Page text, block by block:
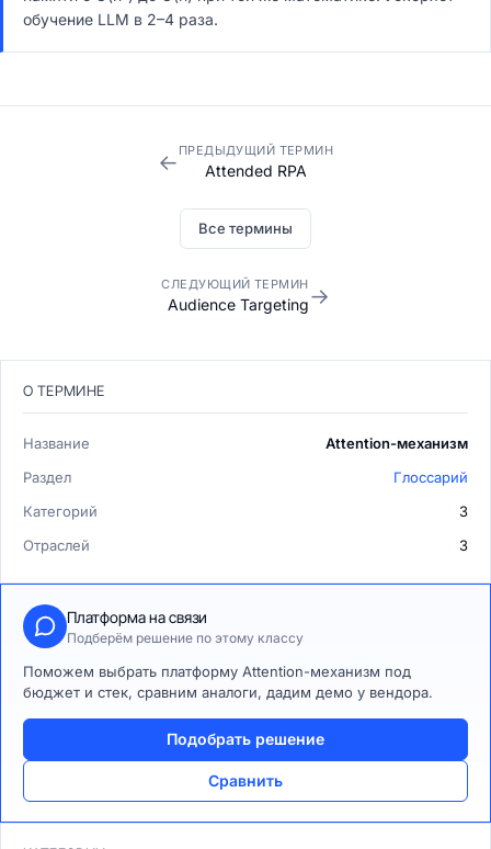
обучение LLM в 2–4 раза.
← ПРЕДЫДУЩИЙ ТЕРМИН
Attended RPA
Все термины
СЛЕДУЮЩИЙ ТЕРМИН
Audience Targeting→
О ТЕРМИНЕ
Название
Attention-механизм
Раздел
Глоссарий
Категорий
3
Отраслей
3
Платформа на связи
Подберём решение по этому классу
Поможем выбрать платформу Attention-механизм под
бюджет и стек, сравним аналоги, дадим демо у вендора.
Подобрать решение
Сравнить